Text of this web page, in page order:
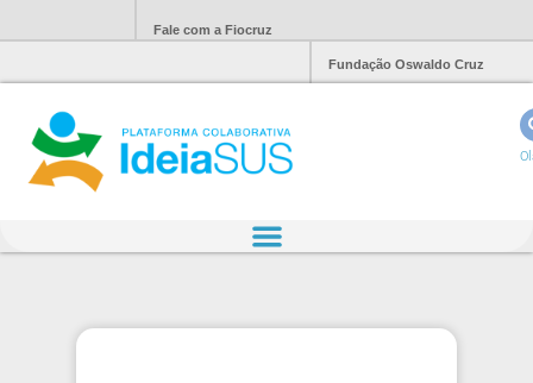
Fale com a Fiocruz
Fundação Oswaldo Cruz